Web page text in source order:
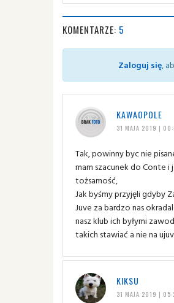
KOMENTARZE: 5
Zaloguj się,
KAWAOPOLE
31 MAJA 2019 |
Tak, powinny byc nie
mam szacunek do Conte
tożsamość,
Jak byśmy przyjęli gdyby
Juve za bardzo nas
nasz klub ich byłymi
takich stawiać a nie na
KIKSU
31 MAJA 2019 |